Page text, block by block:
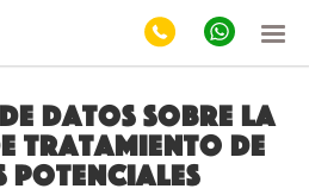
datos sobre la
tratamiento de
potenciales